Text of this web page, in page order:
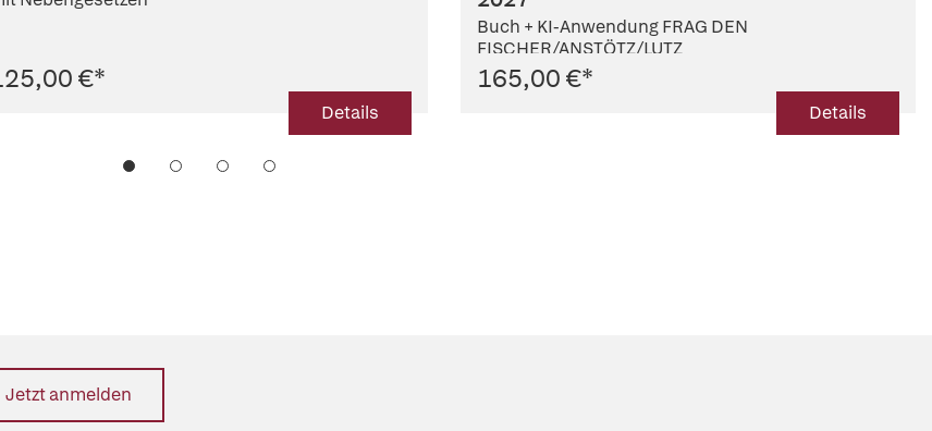
€*
Details
Buch + KI-Anwendung FRAG DEN
FISCHER/ANSTÖTZ/LUTZ
165,00 €*
Details
Jetzt anmelden